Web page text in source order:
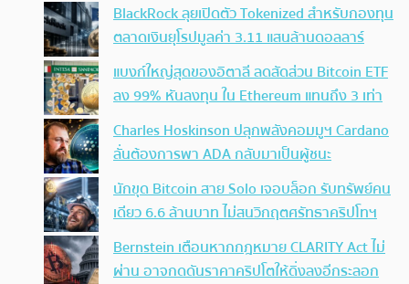
BlackRock ลุยเปิดตัว Tokenized สำหรับกองทุน
ตลาดเงินยุโรปมูลค่า 3.11 แสนล้านดอลลาร์
แบงก์ใหญ่สุดของอิตาลี ลดสัดส่วน Bitcoin ETF
ลง 99% หันลงทุน ใน Ethereum แทนถึง 3 เท่า
Charles Hoskinson ปลุกพลังคอมมูฯ Cardano
ลั่นต้องการพา ADA กลับมาเป็นผู้ชนะ
นักขุด Bitcoin สาย Solo เจอบล็อก รับทรัพย์คน
เดียว 6.6 ล้านบาท ไม่สนวิกฤตศรัทธาคริปโทฯ
Bernstein เตือนหากกฎหมาย CLARITY Act ไม่
ผ่าน อาจกดดันราคาคริปโตให้ดิ่งลงอีกระลอก